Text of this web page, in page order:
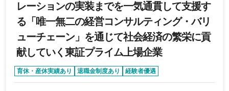
レーションの実装までを一気通貫して支援す
る「唯一無二の経営コンサルティング・バリ
ューチェーン」を通じて社会経済の繁栄に貢
献していく東証プライム上場企業
育休・産休実績あり 退職金制度あり
経験者優遇
リモートワーク可能
完全週休2日制